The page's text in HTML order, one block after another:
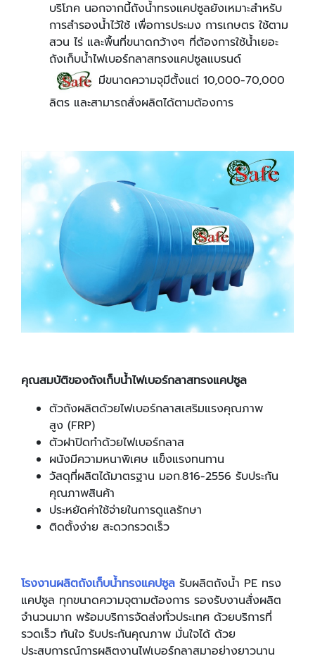
บริโภค นอกจากนี้ถังน้ำทรงแคปซูลยังเหมาะสำหรับ
การสำรองน้ำไว้ใช้ เพื่อการประมง การเกษตร ใช้ตาม
สวน ไร่ และพื้นที่ขนาดกว้างๆ ที่ต้องการใช้น้ำเยอะ
ถังเก็บน้ำไฟเบอร์กลาสทรงแคปซูลแบรนด์
มีขนาดความจุมีตั้งแต่ 10,000-70,000
ลิตร และสามารถสั่งผลิตได้ตามต้องการ
คุณสมบัติของถังเก็บน้ำไฟเบอร์กลาสทรงแคปซูล
ตัวถังผลิตด้วยไฟเบอร์กลาสเสริมแรงคุณภาพ
สูง (FRP)
ตัวฝาปิดทำด้วยไฟเบอร์กลาส
ผนังมีความหนาพิเศษ แข็งแรงทนทาน
วัสดุที่ผลิตได้มาตรฐาน มอก.816-2556 รับประกัน
คุณภาพสินค้า
ประหยัดค่าใช้จ่ายในการดูแลรักษา
ติดตั้งง่าย สะดวกรวดเร็ว
โรงงานผลิตถังเก็บน้ำทรงแคปซูล รับผลิตถังน้ำ PE ทรง
แคปซูล ทุกขนาดความจุตามต้องการ รองรับงานสั่งผลิต
จำนวนมาก พร้อมบริการจัดส่งทั่วประเทศ ด้วยบริการที่
รวดเร็ว ทันใจ รับประกันคุณภาพ มั่นใจได้ ด้วย
ประสบการณ์การผลิตงานไฟเบอร์กลาสมาอย่างยาวนาน